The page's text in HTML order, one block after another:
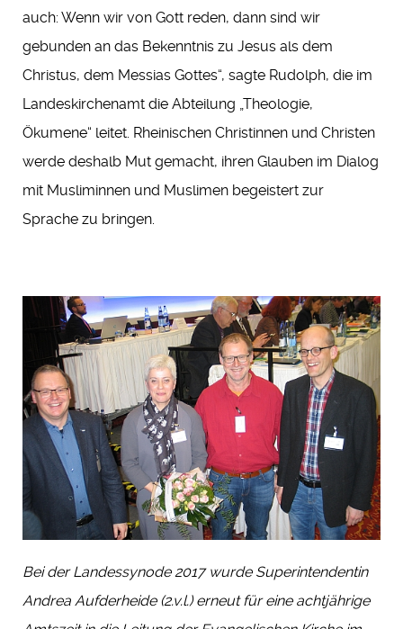
auch: Wenn wir von Gott reden, dann sind wir
gebunden an das Bekenntnis zu Jesus als dem
Christus, dem Messias Gottes“, sagte Rudolph, die im
Landeskirchenamt die Abteilung „Theologie,
Ökumene“ leitet. Rheinischen Christinnen und Christen
werde deshalb Mut gemacht, ihren Glauben im Dialog
mit Musliminnen und Muslimen begeistert zur
Sprache zu bringen.
Bei der Landessynode 2017 wurde Superintendentin
Andrea Aufderheide (2.v.l.) erneut für eine achtjährige